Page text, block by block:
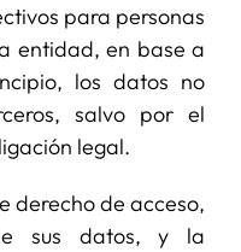
para personas
entidad, en base a
los datos no
salvo por el
legal.
derecho de acceso,
sus datos, y la